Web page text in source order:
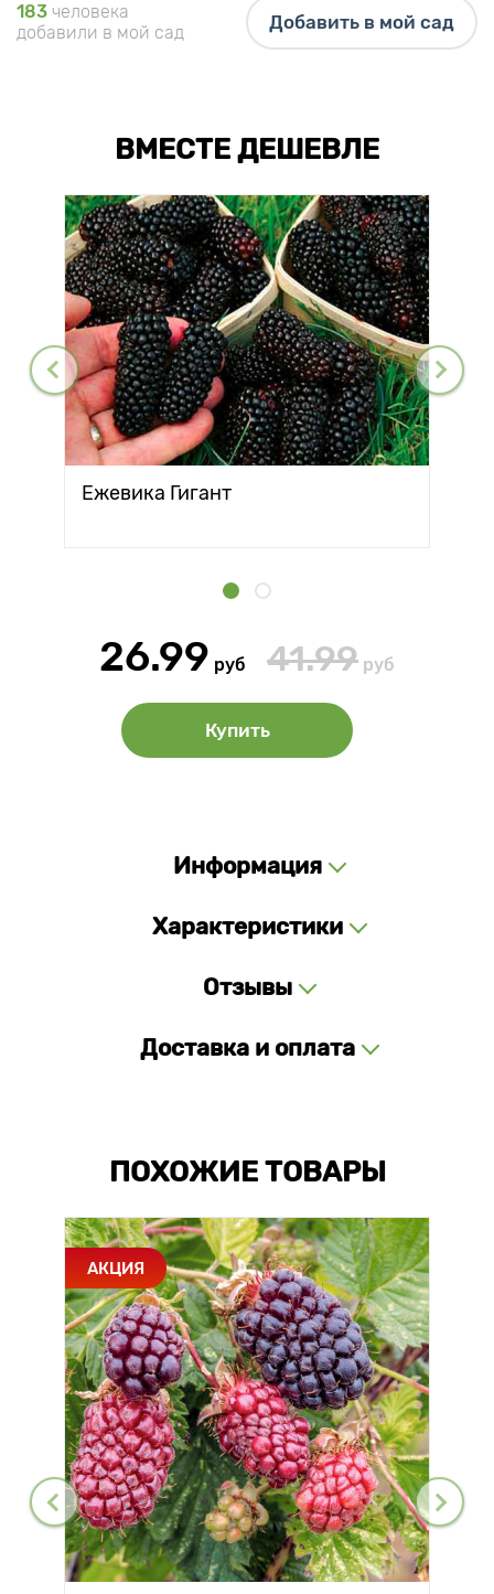
183 человека
добавили в мой сад
Добавить в мой сад
ВМЕСТЕ ДЕШЕВЛЕ
Ежевика Гигант
26.99 руб 41.99 руб
Купить
Информация
Характеристики
Отзывы
Доставка и оплата
ПОХОЖИЕ ТОВАРЫ
АКЦИЯ